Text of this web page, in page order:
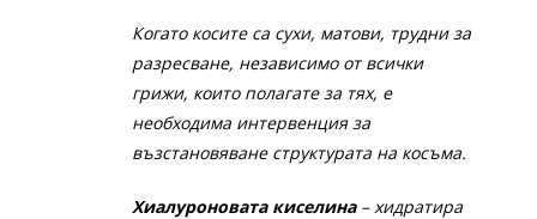
Когато косите са сухи, матови, трудни за
разресване, независимо от всички
грижи, които полагате за тях, е
необходима интервенция за
възстановяване структурата на косъма.
Хиалуроновата киселина – хидратира